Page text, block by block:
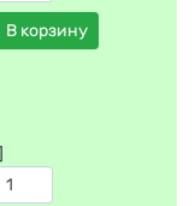
В корзину